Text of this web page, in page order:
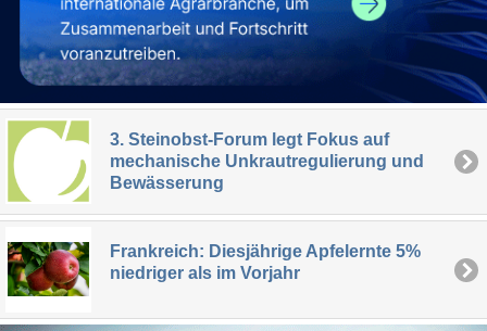
3. Steinobst-Forum legt Fokus auf
mechanische Unkrautregulierung und
Bewässerung
Frankreich: Diesjährige Apfelernte 5%
niedriger als im Vorjahr